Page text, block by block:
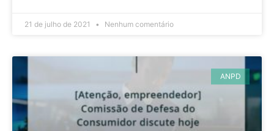
21 de julho de 2021 Nenhum comentário
ANPD